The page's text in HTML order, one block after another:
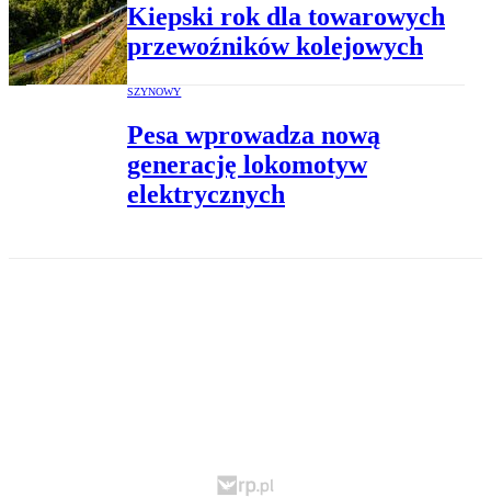
Kiepski rok dla towarowych
przewoźników kolejowych
SZYNOWY
Pesa wprowadza nową
generację lokomotyw
elektrycznych